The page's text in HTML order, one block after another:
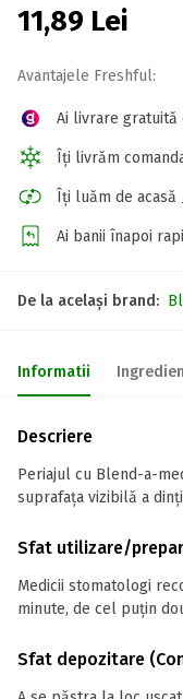
11,89 Lei
Avantajele Freshful:
Ai livrare gratuită
Îți livrăm
Îți luăm de acasă
Ai banii înapoi
De la același brand:
Informatii
Descriere
Periajul cu Blend-a-
suprafața vizibilă a
Sfat utilizare/
Medicii stomatologi
minute, de cel puțin
Sfat depozitare